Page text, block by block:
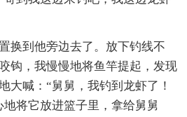
换到他旁边去了。放下钓线不
钩，我慢慢地将鱼竿提起，发现
大喊：“舅舅，我钓到龙虾了！
将它放进篮子里，拿给舅舅